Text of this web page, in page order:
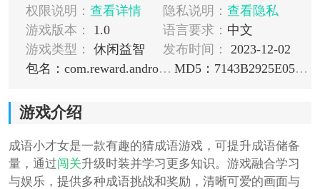
权限说明： 查看详情 隐私说明： 查看隐私
游戏版本：
1.0 语言要求： 中文
游戏类型：
休闲益智 发布时间：
2023-12-02
包名：com.reward.android.google
MD5：7143B2925E05C2239E33841E5897169E
游戏介绍
成语小才女是一款有趣的猜成语游戏，可提升成语储备
量，通过闯关升级时装并学习更多知识。游戏融合学习
与娱乐，提供多种成语挑战和奖励，清晰可爱的画面与